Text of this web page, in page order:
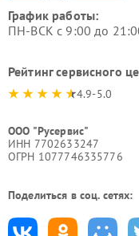
График работы:
ПН-ВСК с 9:00 до
Рейтинг сервисного
4.9-5.0
ООО "Русервис"
ИНН 7702633247
ОГРН 1077746335776
Поделиться в соц. сетях: